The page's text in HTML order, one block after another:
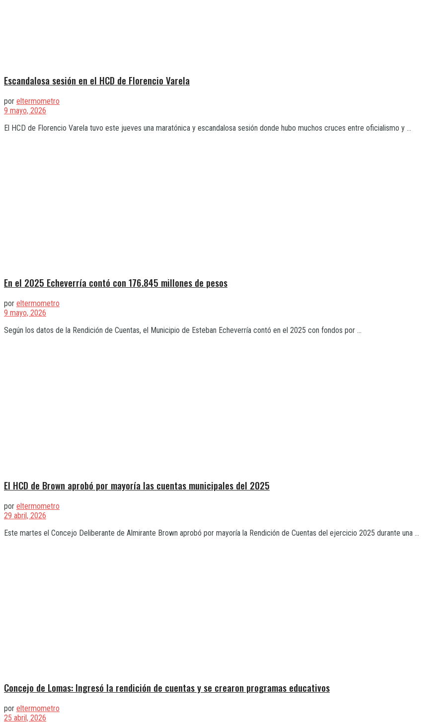
Escandalosa sesión en el HCD de Florencio Varela
por eltermometro
9 mayo, 2026
El HCD de Florencio Varela tuvo este jueves una maratónica y escandalosa sesión donde hubo muchos cruces entre oficialismo y ...
En el 2025 Echeverría contó con 176.845 millones de pesos
por eltermometro
9 mayo, 2026
Según los datos de la Rendición de Cuentas, el Municipio de Esteban Echeverría contó en el 2025 con fondos por ...
El HCD de Brown aprobó por mayoría las cuentas municipales del 2025
por eltermometro
29 abril, 2026
Este martes el Concejo Deliberante de Almirante Brown aprobó por mayoría la Rendición de Cuentas del ejercicio 2025 durante una ...
Concejo de Lomas: Ingresó la rendición de cuentas y se crearon programas educativos
por eltermometro
25 abril, 2026